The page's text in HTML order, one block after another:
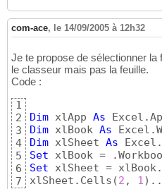
16
17
'   MsgBox
'  Resume
com-ace, le 14/09/2005 à 12h32
Je te propose de sélectionner la
le classeur mais pas la feuille.
Code :
1
2
3
4
5
6
7
Dim xlApp As
Dim xlBook As
Dim xlSheet As
Set xlBook =
Set xlSheet =
xlSheet.Cells (2 , 1)